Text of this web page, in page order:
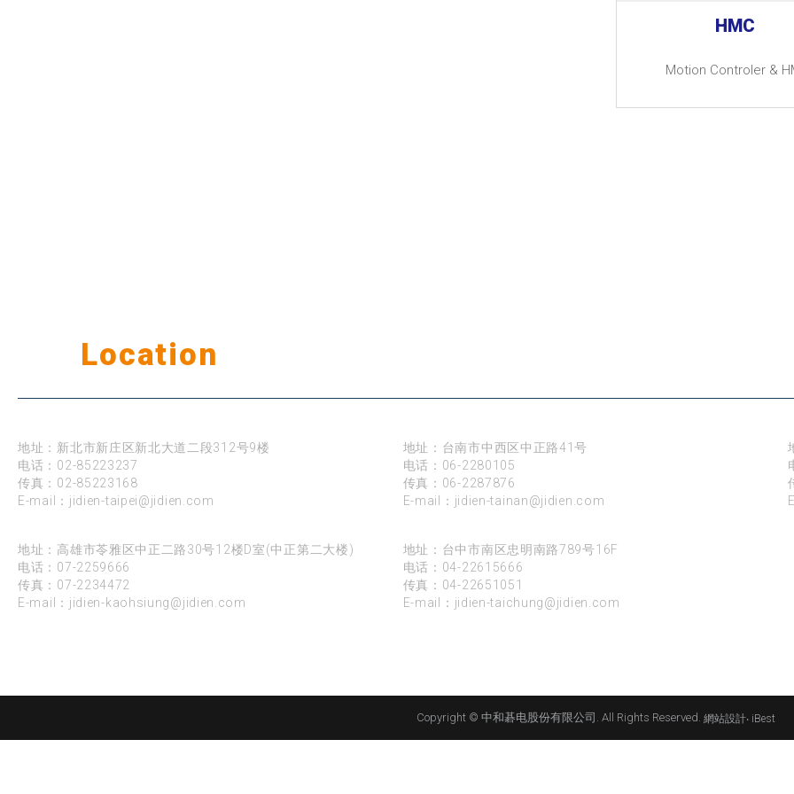
HMC
Motion Controler &
Location
地址：新北市新庄区新北大道二段312号9楼
电话： 02-85223237
传真：02-85223168
E-mail： jidien-taipei@jidien.com
地址：台南市中西区中正路41号
电话： 06-2280105
传真：06-2287876
E-mail： jidien-tainan@jidien.com
地址：高雄市苓雅区中正二路30号12楼D室(中正第二大楼)
电话： 07-2259666
传真：07-2234472
E-mail： jidien-kaohsiung@jidien.com
地址：台中市南区忠明南路789号16F
电话： 04-22615666
传真：04-22651051
E-mail： jidien-taichung@jidien.com
Copyright © 中和碁电股份有限公司. All Rights Reserved. 網站設計‧ iBest